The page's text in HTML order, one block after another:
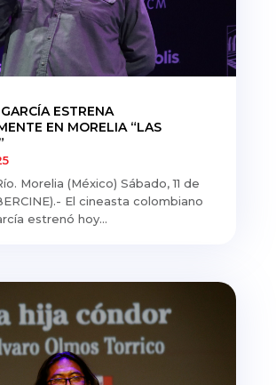
ESTRENA
EN MORELIA “LAS
Morelia (México) Sábado, 11 de
El cineasta colombiano
estrenó hoy...